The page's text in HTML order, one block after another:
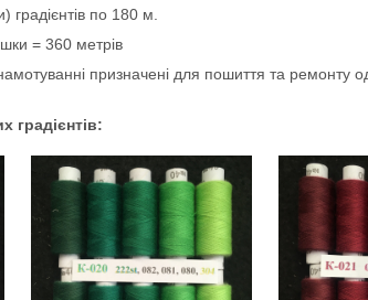
градієнтів по 180 м.
= 360 метрів
призначені для пошиття та ремонту
градієнтів: